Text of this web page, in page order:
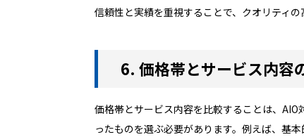
信頼性と実績を重視することで、クオリティ
6. 価格帯とサービス内容
価格帯とサービス内容を比較することは、
ったものを選ぶ必要があります。例えば、基